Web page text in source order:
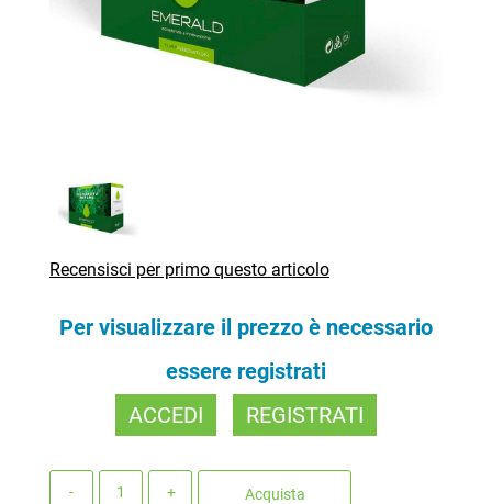
Recensisci per primo questo articolo
Per visualizzare il prezzo è necessario
essere registrati
ACCEDI
REGISTRATI
Acquista